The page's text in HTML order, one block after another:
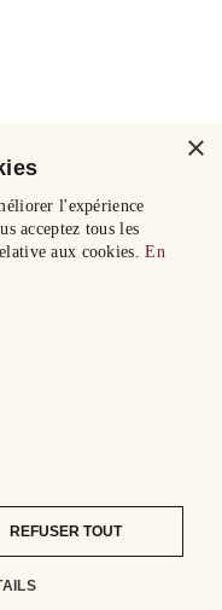
×
l'expérience
acceptez tous les
aux cookies.En
REFUSER TOUT